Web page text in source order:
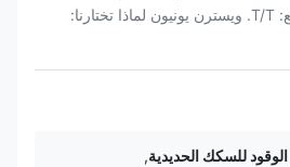
السيارات الحفرة مدة الدفع: T/T. ويسترن يونيون لماذا تختارنا:
,